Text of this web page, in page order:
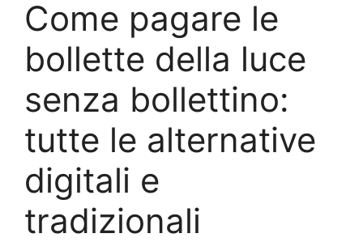
Come pagare le
bollette della luce
senza bollettino:
tutte le alternative
digitali e
tradizionali